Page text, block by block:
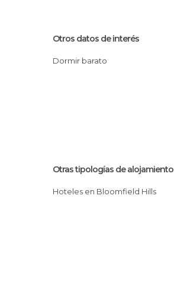
Otros datos de interés
Dormir barato
Otras tipologías de alojamiento
Hoteles en Bloomfield Hills